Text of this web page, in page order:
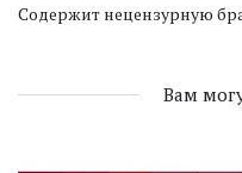
Содержит нецензурную
Вам